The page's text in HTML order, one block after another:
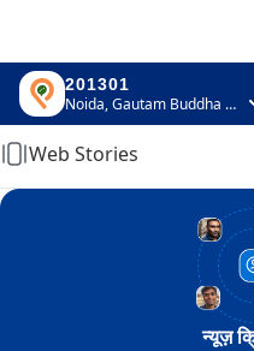
201301
Noida, Gautam Buddha Nagar, Uttar Pradesh
Home
Web Stories
न्यूज़